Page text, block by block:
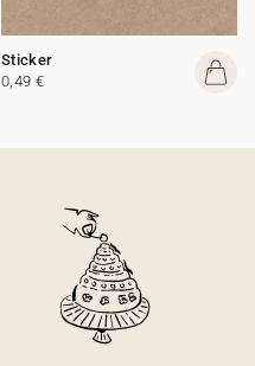
Sticker
0,49 €